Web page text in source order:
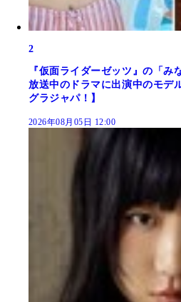
2
『仮面ライダーゼッツ』の「
放送中のドラマに出演中のモデ
グラジャパ！】
2026年08月05日 12:00